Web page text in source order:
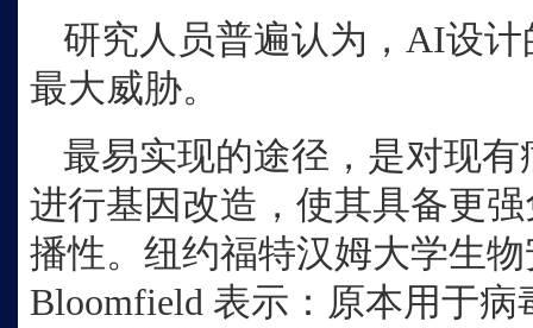
研究人员普遍认为， AI设计
最大威胁。
最易实现的途径，是对现
进行基因改造，使其具备更
播性。纽约福特汉姆大学生
Bloomfield 表示：原本用于